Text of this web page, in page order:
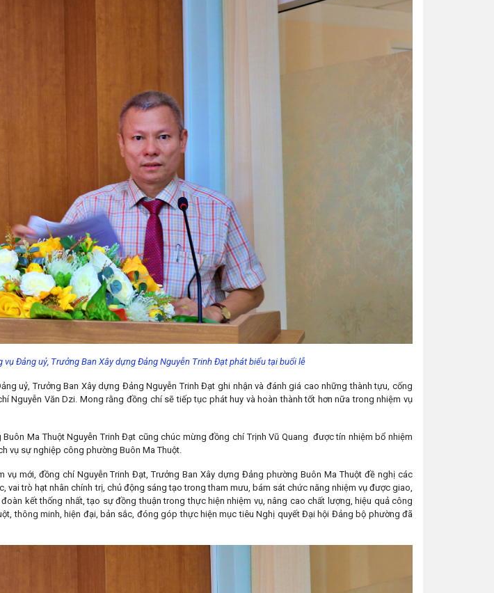
vụ Đảng uỷ, Trưởng Ban Xây dựng Đảng Nguyễn Trinh Đạt phát biểu tại buổi lễ
uỷ, Trưởng Ban Xây dựng Đảng Nguyễn Trinh Đạt ghi nhận và đánh giá cao những thành tựu, cống
Nguyễn Văn Dzi. Mong rằng đồng chí sẽ tiếp tục phát huy và hoàn thành tốt hơn nữa trong nhiệm vụ
Ma Thuột Nguyễn Trinh Đạt cũng chúc mừng đồng chí Trịnh Vũ Quang được tín nhiệm bổ nhiệm
vụ sự nghiệp công phường Buôn Ma Thuột.
vụ mới, đồng chí Nguyễn Trinh Đạt, Trưởng Ban Xây dựng Đảng phường Buôn Ma Thuột đề nghị các
vai trò hạt nhân chính trị, chủ động sáng tạo trong tham mưu, bám sát chức năng nhiệm vụ được giao,
kết thống nhất, tạo sự đồng thuận trong thực hiện nhiệm vụ, nâng cao chất lượng, hiệu quả công
thông minh, hiện đại, bản sắc, đóng góp thực hiện mục tiêu Nghị quyết Đại hội Đảng bộ phường đã